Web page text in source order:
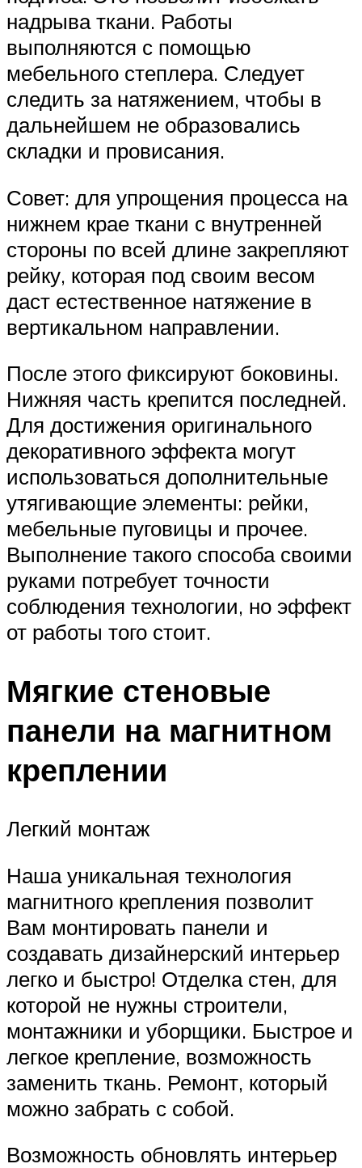
надрыва ткани. Работы
выполняются с помощью
мебельного степлера. Следует
следить за натяжением, чтобы в
дальнейшем не образовались
складки и провисания.
Совет: для упрощения процесса на
нижнем крае ткани с внутренней
стороны по всей длине закрепляют
рейку, которая под своим весом
даст естественное натяжение в
вертикальном направлении.
После этого фиксируют боковины.
Нижняя часть крепится последней.
Для достижения оригинального
декоративного эффекта могут
использоваться дополнительные
утягивающие элементы: рейки,
мебельные пуговицы и прочее.
Выполнение такого способа своими
руками потребует точности
соблюдения технологии, но эффект
от работы того стоит.
Мягкие стеновые
панели на магнитном
креплении
Легкий монтаж
Наша уникальная технология
магнитного крепления позволит
Вам монтировать панели и
создавать дизайнерский интерьер
легко и быстро! Отделка стен, для
которой не нужны строители,
монтажники и уборщики. Быстрое и
легкое крепление, возможность
заменить ткань. Ремонт, который
можно забрать с собой.
Возможность обновлять интерьер